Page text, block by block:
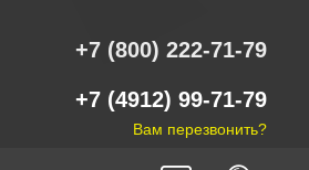
+7 (800) 222-71-79
+7 (4912) 99-71-79
Вам перезвонить?